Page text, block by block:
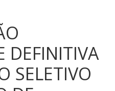
DEFINITIVA
SELETIVO